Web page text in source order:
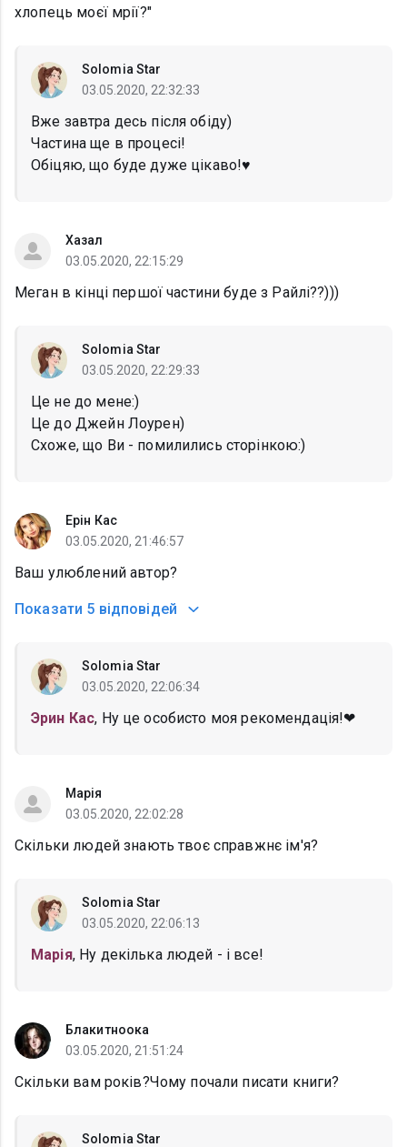
хлопець моєї мрії?"
Solomia Star
03.05.2020, 22:32:33
Вже завтра десь після обіду)
Частина ще в процесі!
Обіцяю, що буде дуже цікаво!♥
Хазал
03.05.2020, 22:15:29
Меган в кінці першої частини буде з Райлі??)))
Solomia Star
03.05.2020, 22:29:33
Це не до мене:)
Це до Джейн Лоурен)
Схоже, що Ви - помилились сторінкою:)
Ерін Кас
03.05.2020, 21:46:57
Ваш улюблений автор?
Показати 5 відповідей
Solomia Star
03.05.2020, 22:06:34
Эрин Кас, Ну це особисто моя рекомендація!❤
Марія
03.05.2020, 22:02:28
Скільки людей знають твоє справжнє ім'я?
Solomia Star
03.05.2020, 22:06:13
Марія, Ну декілька людей - і все!
Блакитноока
03.05.2020, 21:51:24
Скільки вам років?Чому почали писати книги?
Solomia Star